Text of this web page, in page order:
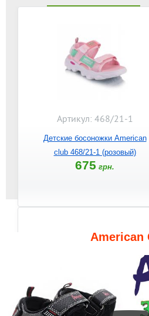
Артикул: 468/21-1
Детские босоножки American
club 468/21-1 (розовый)
675 грн.
Видео к другим
American